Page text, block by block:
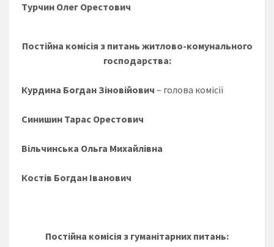
Турчин Олег Орестович
Постійна комісія з питань житлово-комунального
господарства:
Курдина Богдан Зіновійович – голова комісії
Синишин Тарас Орестович
Вільчинська Ольга Михайлівна
Костів Богдан Іванович
Постійна комісія з гуманітарних питань: